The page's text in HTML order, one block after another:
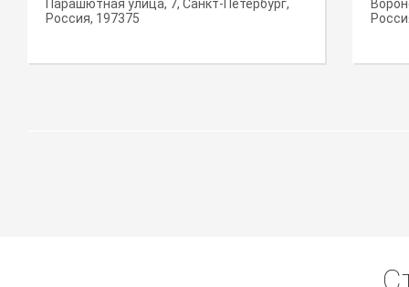
Парашютная улица, 7, Санкт-Петербург,
Россия, 197375